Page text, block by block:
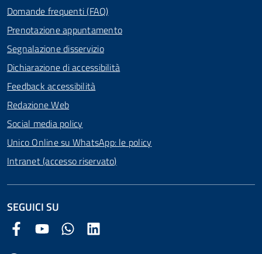
Domande frequenti (FAQ)
Prenotazione appuntamento
Segnalazione disservizio
Dichiarazione di accessibilità
Feedback accessibilità
Redazione Web
Social media policy
Unico Online su WhatsApp: le policy
Intranet (accesso riservato)
SEGUICI SU
Facebook Comune di Arezzo
Youtube Comune di Arezzo
Twitter Comune di Arezzo